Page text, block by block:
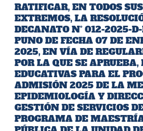
RATIFICAR, EN TODOS SUS
EXTREMOS, LA
DECANATO N° 012-2025-
PUNO DE FECHA 07 DE
2025, EN VÍA DE
POR LA QUE SE APRUEBA,
EDUCATIVAS PARA EL
ADMISIÓN 2025 DE LA
EPIDEMIOLOGÍA Y
GESTIÓN DE SERVICIOS
PROGRAMA DE